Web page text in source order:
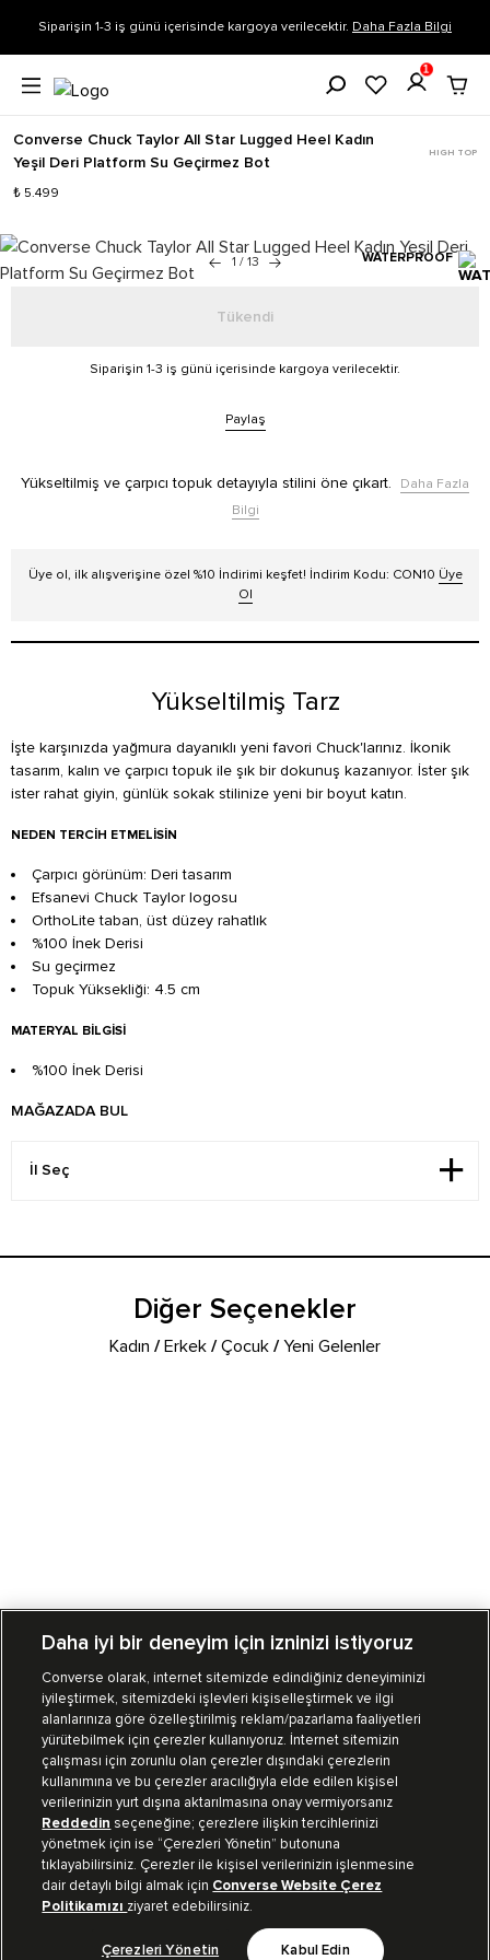
Siparişin 1-3 iş günü içerisinde kargoya verilecektir. Daha Fazla Bilgi
1
Converse Chuck Taylor All Star Lugged Heel Kadın
Yeşil Deri Platform Su Geçirmez Bot
HIGH TOP
₺ 5.499
1 / 13 WATERPROOF
Tükendi
Siparişin 1-3 iş günü içerisinde kargoya verilecektir.
Paylaş
Yükseltilmiş ve çarpıcı topuk detayıyla stilini öne çıkart.
Daha Fazla
Bilgi
Üye ol, ilk alışverişine özel %10 İndirimi keşfet! İndirim Kodu: CON10 Üye
Ol
Yükseltilmiş Tarz
İşte karşınızda yağmura dayanıklı yeni favori Chuck'larınız. İkonik
tasarım, kalın ve çarpıcı topuk ile şık bir dokunuş kazanıyor. İster şık
ister rahat giyin, günlük sokak stilinize yeni bir boyut katın.
NEDEN TERCIH ETMELISIN
Çarpıcı görünüm: Deri tasarım
Efsanevi Chuck Taylor logosu
OrthoLite taban, üst düzey rahatlık
%100 İnek Derisi
Su geçirmez
Topuk Yüksekliği: 4.5 cm
MATERYAL BILGISI
%100 İnek Derisi
MAĞAZADA BUL
Diğer Seçenekler
Kadın /Erkek /Çocuk /Yeni Gelenler
Mağazalarımız Sipariş Takibi
Müşteri İlişkileri
Koleksiyon
Kurumsal
Bizi Takip Et
Daha iyi bir deneyim için izninizi istiyoruz
Converse olarak, internet sitemizde edindiğiniz deneyiminizi
iyileştirmek, sitemizdeki işlevleri kişiselleştirmek ve ilgi
alanlarınıza göre özelleştirilmiş reklam/pazarlama faaliyetleri
yürütebilmek için çerezler kullanıyoruz. İnternet sitemizin
çalışması için zorunlu olan çerezler dışındaki çerezlerin
kullanımına ve bu çerezler aracılığıyla elde edilen kişisel
verilerinizin yurt dışına aktarılmasına onay vermiyorsanız
Reddedin seçeneğine; çerezlere ilişkin tercihlerinizi
yönetmek için ise “Çerezleri Yönetin” butonuna
tıklayabilirsiniz. Çerezler ile kişisel verilerinizin işlenmesine
dair detaylı bilgi almak için Converse Website Çerez
Politikamızı ziyaret edebilirsiniz.
Çerezleri Yönetin Kabul Edin